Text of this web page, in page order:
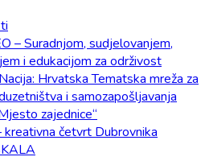
– Suradnjom, sudjelovanjem,
i edukacijom za održivost
Hrvatska Tematska mreža za
i samozapošljavanja
zajednice“
kreativna četvrt Dubrovnika